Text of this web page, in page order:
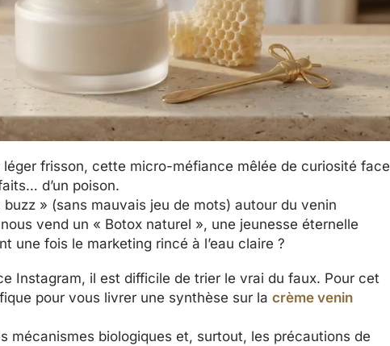
frisson, cette micro-méfiance mêlée de curiosité face
d’un poison.
» (sans mauvais jeu de mots) autour du venin
vend un « Botox naturel », une jeunesse éternelle
une fois le marketing rincé à l’eau claire ?
Instagram, il est difficile de trier le vrai du faux. Pour cet
pour vous livrer une synthèse sur la crème venin
mécanismes biologiques et, surtout, les précautions de